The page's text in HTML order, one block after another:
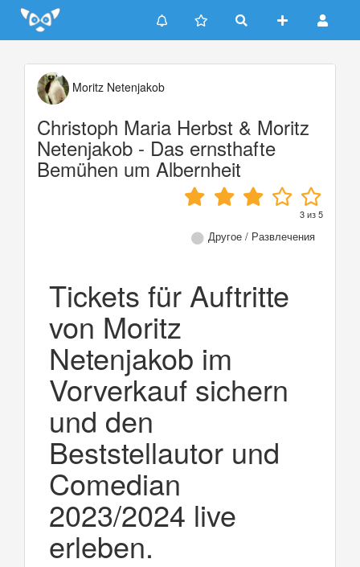
Update cookies preferences
Moritz Netenjakob
Christoph Maria Herbst & Moritz
Netenjakob - Das ernsthafte
Bemühen um Albernheit
3из5
Другое / Развлечения
Tickets für Auftritte
von Moritz
Netenjakob im
Vorverkauf sichern
und den
Beststellautor und
Comedian
2023/2024 live
erleben.